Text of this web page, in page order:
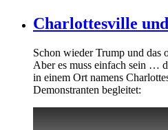
Charlottesville
Schon wieder Trump und das
Aber es muss einfach sein …
in einem Ort namens
Demonstranten begleitet: